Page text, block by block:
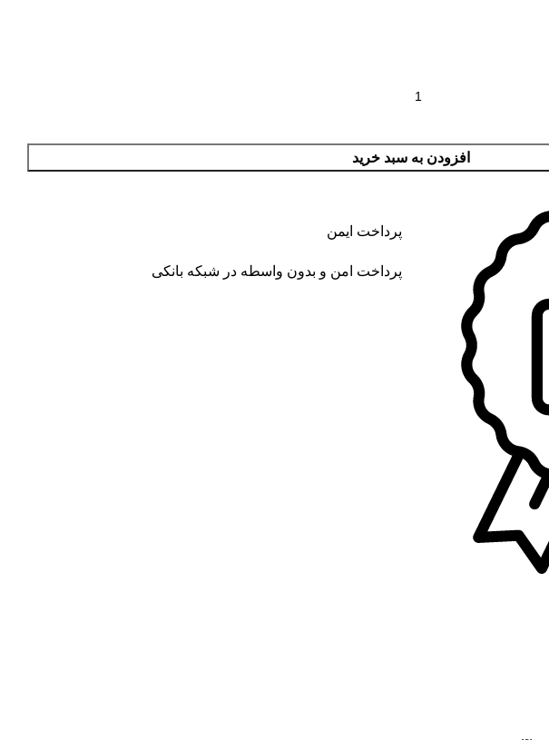
افزودن به سبد خرید
پرداخت ایمن
پرداخت امن و بدون واسطه در شبکه بانکی